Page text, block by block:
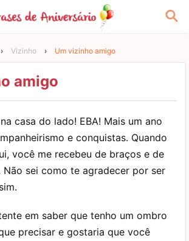
› Vizinho › Um vizinho amigo
amigo
casa do lado! EBA! Mais um ano
e conquistas. Quando
você me recebeu de braços e de
sei como te agradecer por ser
em saber que tenho um ombro
precisar e gostaria que você